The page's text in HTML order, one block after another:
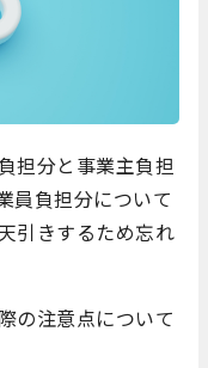
担分と事業主負担
員負担分について
引きするため忘れ
の注意点について